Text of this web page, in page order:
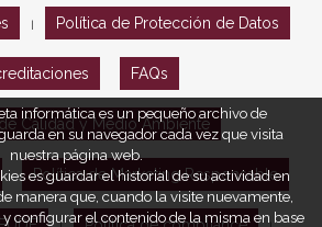
Política de Protección de Datos
FAQs
Calidad y Medio Ambiente
Política de Marketing Responsable
informática es un pequeño archivo de
en su navegador cada vez que visita
nuestra página web.
es guardar el historial de su actividad en
manera que, cuando la visite nuevamente,
configurar el contenido de la misma en base